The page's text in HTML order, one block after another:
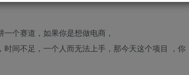
个赛道，如果你是想做电商，
间不足，一个人而无法上手，那今天这个项目 ，你